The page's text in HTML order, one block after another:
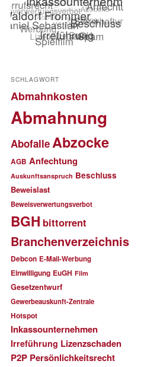
SCHLAGWORT
Abmahnkosten
Abmahnung
AbofalleAbzocke
AGB Anfechtung
Auskunftsanspruch Beschluss
Beweislast
Beweisverwertungsverbot
BGH bittorrent
Branchenverzeichnis
Debcon E-Mail-Werbung
Einwilligung EuGH Film
Gesetzentwurf
Gewerbeauskunft-Zentrale
Hotspot
Inkassounternehmen
Irreführung Lizenzschaden
P2P Persönlichkeitsrecht